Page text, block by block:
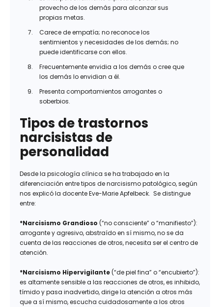
provecho de los demás para alcanzar sus
propias metas.
Carece de empatía; no reconoce los
sentimientos y necesidades de los demás; no
puede identificarse con ellos.
Frecuentemente envidia a los demás o cree que
los demás lo envidian a él.
Presenta comportamientos arrogantes o
soberbios.
Tipos de trastornos
narcisistas de
personalidad
Desde la psicología clínica se ha trabajado en la
diferenciación entre tipos de narcisismo patológico, según
nos explicó la docente Eve-Marie Apfelbeck. Se distingue
entre:
*Narcisismo Grandioso (“no consciente” o “manifiesto”):
arrogante y agresivo, abstraído en sí mismo, no se da
cuenta de las reacciones de otros, necesita ser el centro de
atención.
*Narcisismo Hipervigilante(“de piel fina” o “encubierto”):
es altamente sensible a las reacciones de otros, es inhibido,
tímido y pasa inadvertido, dirige la atención a otros más
que a sí mismo, escucha cuidadosamente a los otros